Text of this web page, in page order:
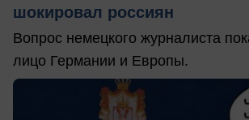
шокировал россиян
Вопрос немецкого журналиста
лицо Германии и Европы.